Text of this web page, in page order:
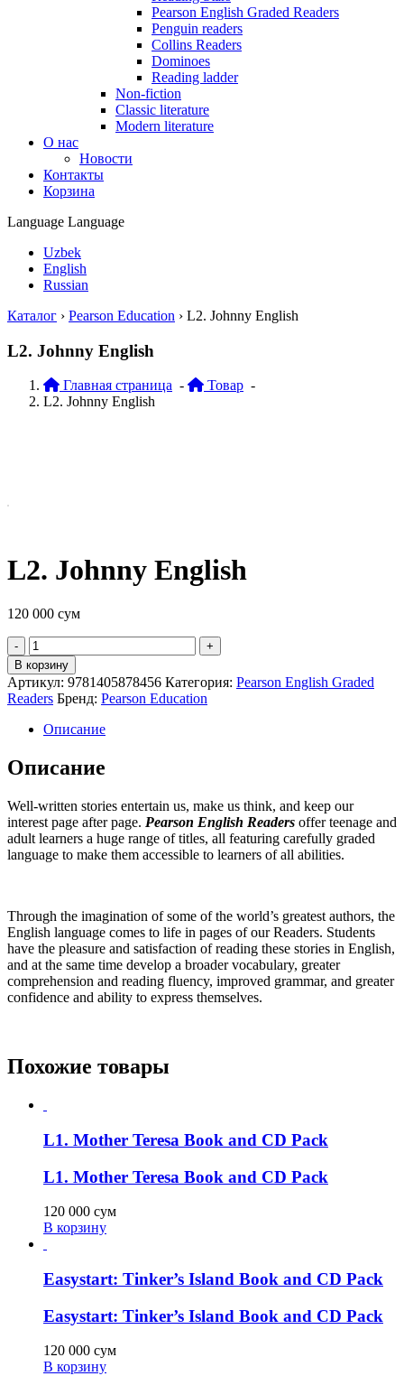
Pearson English Graded Readers
Penguin readers
Collins Readers
Dominoes
Reading ladder
Non-fiction
Classic literature
Modern literature
О нас
Новости
Контакты
Корзина
Language Language
Uzbek
English
Russian
Каталог › Pearson Education › L2. Johnny English
L2. Johnny English
Главная страница - Товар -
L2. Johnny English
L2. Johnny English
120 000 сум
Quantity
В корзину
Артикул: 9781405878456 Категория: Pearson English Graded
Readers Бренд: Pearson Education
Описание
Описание
Well-written stories entertain us, make us think, and keep our
interest page after page. Pearson English Readers offer teenage and
adult learners a huge range of titles, all featuring carefully graded
language to make them accessible to learners of all abilities.
Through the imagination of some of the world’s greatest authors, the
English language comes to life in pages of our Readers. Students
have the pleasure and satisfaction of reading these stories in English,
and at the same time develop a broader vocabulary, greater
comprehension and reading fluency, improved grammar, and greater
confidence and ability to express themselves.
Похожие товары
L1. Mother Teresa Book and CD Pack
L1. Mother Teresa Book and CD Pack
120 000 сум
В корзину
Easystart: Tinker’s Island Book and CD Pack
Easystart: Tinker’s Island Book and CD Pack
120 000 сум
В корзину